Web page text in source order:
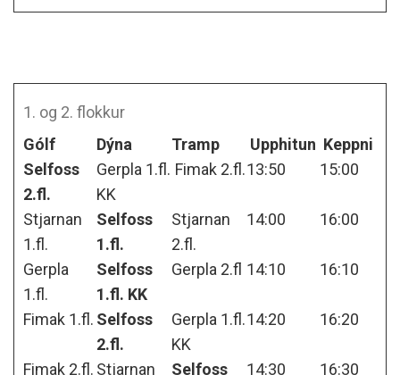
1. og 2. flokkur
Gólf
Dýna Tramp Upphitun Keppni
Selfoss
2.fl.
Gerpla 1.fl.
KK
Fimak 2.fl.13:50 15:00
Stjarnan
1.fl.
Selfoss
1.fl.
Stjarnan
2.fl.
14:00 16:00
Gerpla
1.fl.
Selfoss
1.fl. KK
Gerpla 2.fl 14:10 16:10
Fimak 1.fl. Selfoss
2.fl.
Gerpla 1.fl.
KK
14:20 16:20
Fimak 2.fl. Stjarnan
Selfoss
14:30 16:30